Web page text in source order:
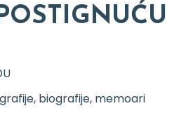
biografije, memoari